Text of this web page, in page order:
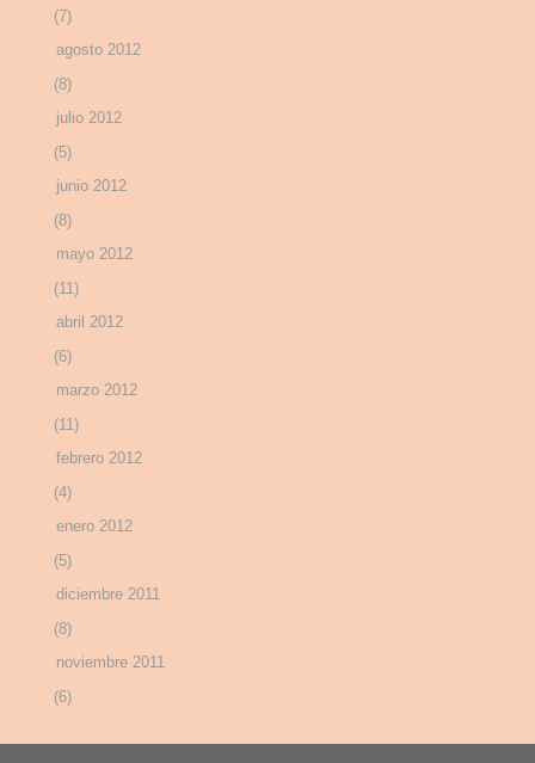
(7)
agosto 2012
(8)
julio 2012
(5)
junio 2012
(8)
mayo 2012
(11)
abril 2012
(6)
marzo 2012
(11)
febrero 2012
(4)
enero 2012
(5)
diciembre 2011
(8)
noviembre 2011
(6)